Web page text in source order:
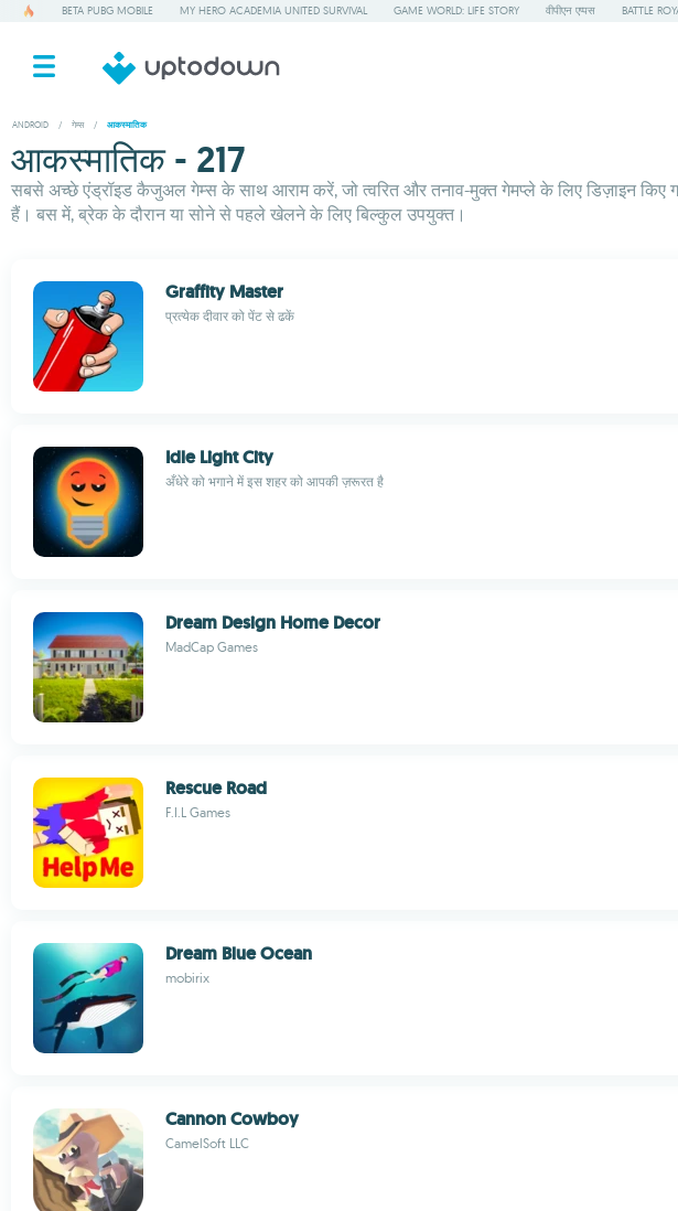
BETA PUBG MOBILE MY HERO ACADEMIA UNITED SURVIVAL GAME WORLD: LIFE STORY वीपीएन एप्पस BATTLE
ANDROID / गेम्स / आकस्मातिक
आकस्मातिक - 217
सबसे अच्छे एंड्रॉइड कैजुअल गेम्स के साथ आराम करें, जो त्वरित और तनाव-मुक्त गेमप्ले के लिए डिज़ाइन
हैं। बस में, ब्रेक के दौरान या सोने से पहले खेलने के लिए बिल्कुल उपयुक्त।
Graffity Master
प्रत्येक दीवार को पेंट से ढकें
Idle Light City
अँधेरे को भगाने में इस शहर को आपकी ज़रूरत है
Dream Design Home Decor
MadCap Games
Rescue Road
F.I.L Games
Dream Blue Ocean
mobirix
Cannon Cowboy
CamelSoft LLC